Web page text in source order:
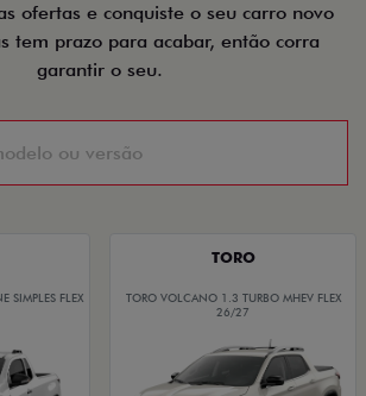
ofertas e conquiste o seu carro novo
tem prazo para acabar, então corra
garantir o seu.
SIMPLES FLEX
TORO
TORO VOLCANO 1.3 TURBO MHEV FLEX
26/27